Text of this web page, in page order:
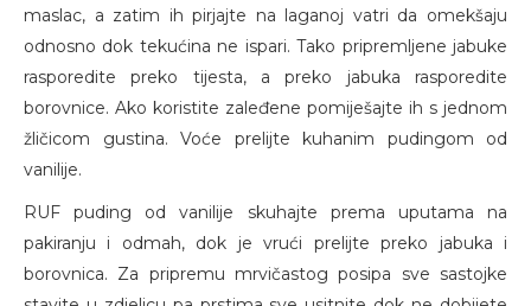
maslac, a zatim ih pirjajte na laganoj vatri da omekšaju
odnosno dok tekućina ne ispari. Tako pripremljene jabuke
rasporedite preko tijesta, a preko jabuka rasporedite
borovnice. Ako koristite zaleđene pomiješajte ih s jednom
žličicom gustina. Voće prelijte kuhanim pudingom od
vanilije.
RUF puding od vanilije skuhajte prema uputama na
pakiranju i odmah, dok je vrući prelijte preko jabuka i
borovnica. Za pripremu mrvičastog posipa sve sastojke